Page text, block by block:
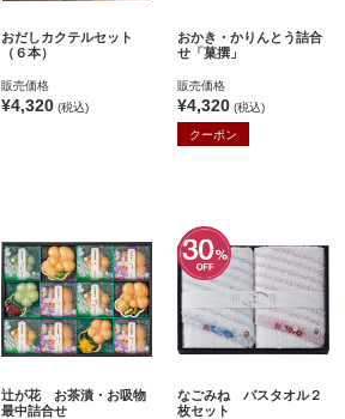
おだしカクテルセット
（６本）
販売価格
¥4,320(税込)
おかき・かりんとう詰合
せ「菓撰」
販売価格
¥4,320 (税込)
クーポン
辻が花 お茶漬・お吸物
最中詰合せ
なごみね バスタオル２
枚セット